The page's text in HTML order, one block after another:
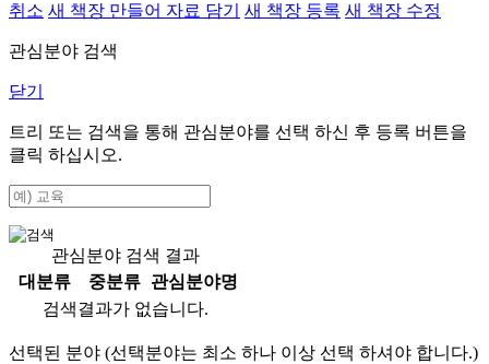
취소 새 책장 만들어 자료 담기 새 책장 등록 새 책장 수정
관심분야 검색
닫기
트리 또는 검색을 통해 관심분야를 선택 하신 후 등록 버튼을
클릭 하십시오.
관심분야 검색 결과
대분류
중분류
관심분야명
검색결과가 없습니다.
선택된 분야 (선택분야는 최소 하나 이상 선택 하셔야 합니다.)